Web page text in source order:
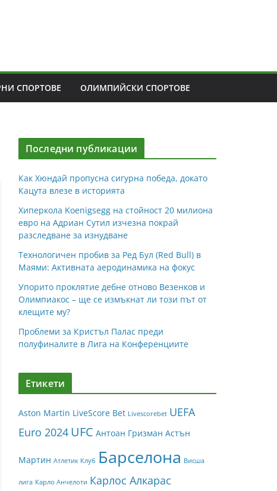
СПОРТОВЕ ОЛИМПИЙСКИ СПОРТОВЕ
Последни публикации
Как Хюндай пропусна сигурна победа, докато
Кацута влезе в историята
Хиперкола Koenigsegg на стойност 20 милиона
евро на Адриан Сутил изчезна покрай
разследване за изнудване
Технологичен пробив за Ред Бул (Red Bull) в
Маями: Активната аеродинамика на фокус
Упорито проклятие дебне отново Везенков и
Олимпиакос – ще се измъкнат ли този път от
клещите му?
Проблеми за Кристъл Палас преди
полуфиналите в Лига на Конференциите
Етикети
Aston Martin LiveScore Bet Livescorebet UEFA
Euro 2024 UFC Антоан Гризман Астън
Мартин Атлетик Клуб Барселона Висша
лига Карло Анчелоти Карлос Алкарас